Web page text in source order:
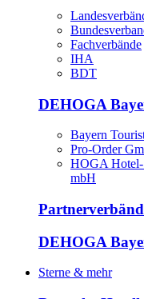
Fachverbände
IHA
BDT
DEHOGA
Bayern
Pro-Order
HOGA Hotel-
mbH
DEHOGA
Sterne & mehr